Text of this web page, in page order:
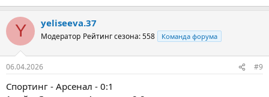
Y yeliseeva.37
Модератор Рейтинг сезона: 558 Команда форума
06.04.2026 #9
Спортинг - Арсенал - 0:1